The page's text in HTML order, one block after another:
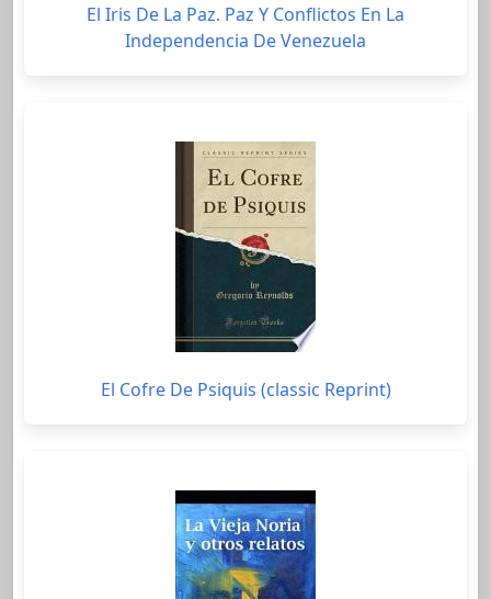
El Iris De La Paz. Paz Y Conflictos En La
Independencia De Venezuela
El Cofre De Psiquis (classic Reprint)